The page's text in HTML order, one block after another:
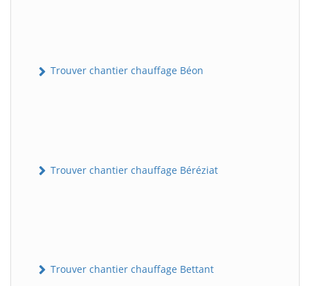
Trouver chantier chauffage Béon
Trouver chantier chauffage Béréziat
Trouver chantier chauffage Bettant